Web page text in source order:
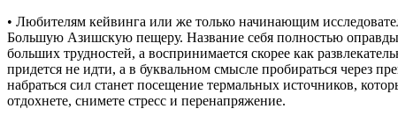
• Любителям кейвинга или же только начинающим
Большую Азишскую пещеру. Название себя полностью
больших трудностей, а воспринимается скорее как
придется не идти, а в буквальном смысле пробираться через
набраться сил станет посещение термальных источников,
отдохнете, снимете стресс и перенапряжение.